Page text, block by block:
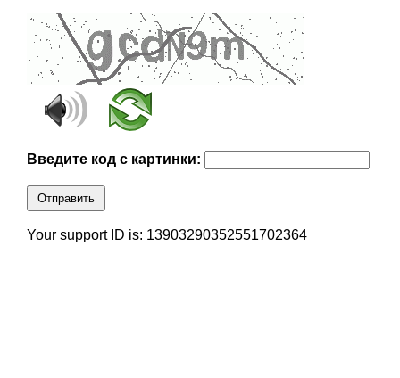
Введите код с картинки:
Отправить
Your support ID is: 13903290352551702364